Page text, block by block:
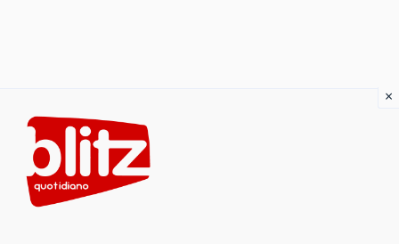
content
×